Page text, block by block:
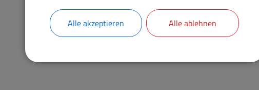
Alle akzeptieren Alle ablehnen